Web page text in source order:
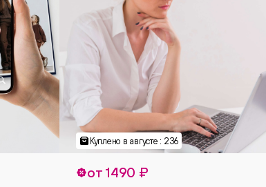
Куплено в августе : 236
от 1490 ₽